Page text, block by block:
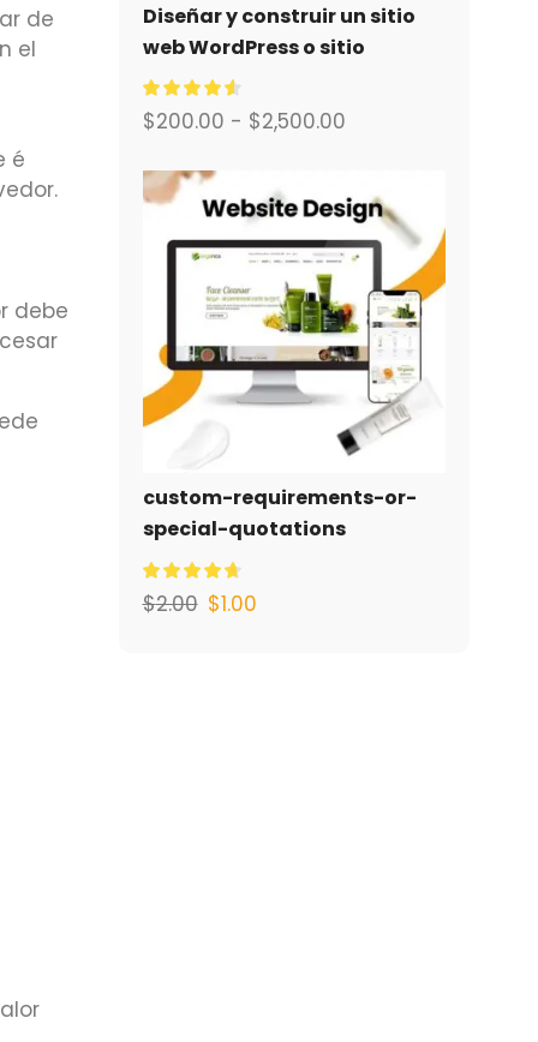
de
el
é
debe
Diseñar y construir un sitio
web WordPress o sitio
corporativo con un sistema
completo de comercio
electrónico para usted.
$200.00 - $2,500.00
custom-requirements-or-
special-quotations
$2.00 $1.00